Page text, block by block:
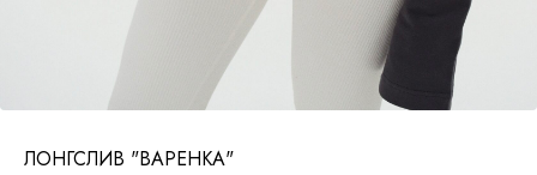
ЛОНГСЛИВ "ВАРЕНКА"